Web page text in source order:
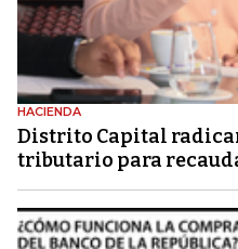
HACIENDA
Distrito Capital
tributario para